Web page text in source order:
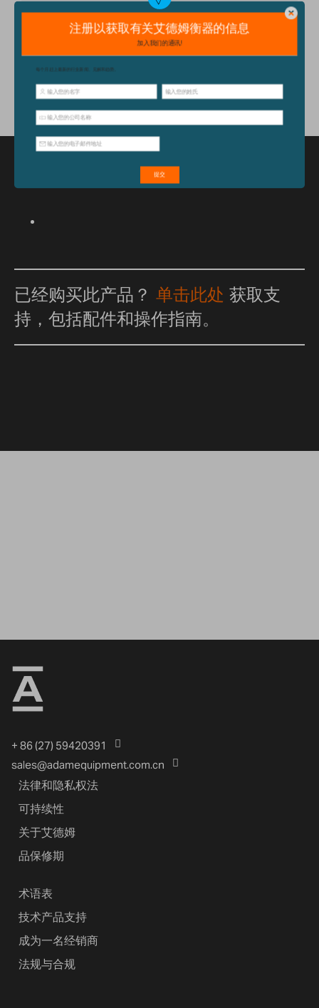
细节
配件
特点和优点
已经购买此产品？ 单击此处 获取支
持，包括配件和操作指南。
+ 86 (27) 59420391
sales@adamequipment.com.cn
法律和隐私权法
可持续性
关于艾德姆
品保修期
术语表
技术产品支持
成为一名经销商
法规与合规